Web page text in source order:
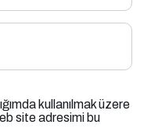
kullanılmak üzere
site adresimi bu